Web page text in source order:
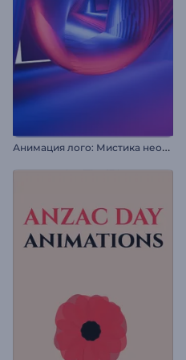
А
нимация лого: Мистика неона